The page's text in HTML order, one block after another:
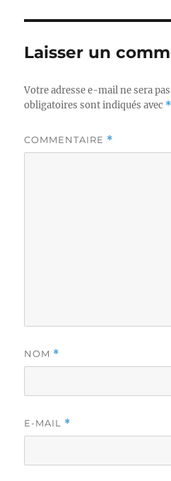
Laisser un
Votre adresse e-mail ne sera
obligatoires sont indiqués avec *
COMMENTAIRE *
NOM *
E-MAIL *